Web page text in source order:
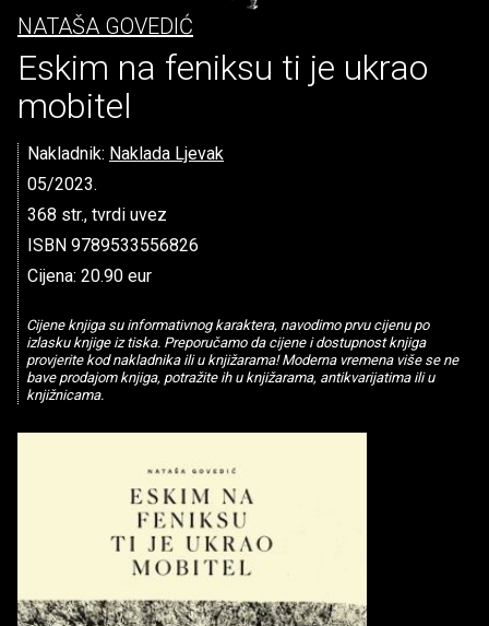
NATAŠA GOVEDIĆ
Eskim na feniksu ti je ukrao
mobitel
Nakladnik: Naklada Ljevak
05/2023.
368 str., tvrdi uvez
ISBN 9789533556826
Cijena: 20.90 eur
Cijene knjiga su informativnog karaktera, navodimo prvu cijenu po
izlasku knjige iz tiska. Preporučamo da cijene i dostupnost knjiga
provjerite kod nakladnika ili u knjižarama! Moderna vremena više se ne
bave prodajom knjiga, potražite ih u knjižarama, antikvarijatima ili u
knjižnicama.